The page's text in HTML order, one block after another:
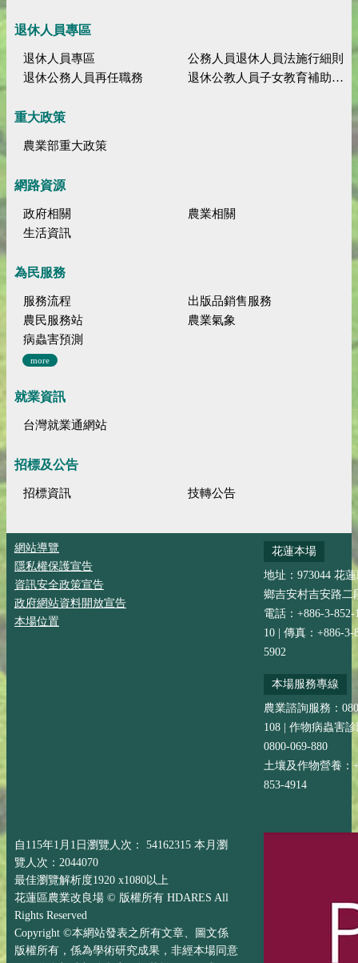
退休人員專區
退休人員專區
公務人員退休人員法施行細則
退休公務人員再任職務
退休公教人員子女教育補助規定
重大政策
農業部重大政策
網路資源
政府相關
農業相關
生活資訊
為民服務
服務流程
出版品銷售服務
農民服務站
農業氣象
病蟲害預測
more
就業資訊
台灣就業通網站
招標及公告
招標資訊 技轉公告
網站導覽
隱私權保護宣告
資訊安全政策宣告
政府網站資料開放宣告
本場位置
花蓮本場
地址：973044 花
鄉吉安村吉安路二
電話：+886-3-852-
10 | 傳真：+886-3-
5902
本場服務專線
農業諮詢服務：
108 | 作物病蟲害
0800-069-880
土壤及作物營養：
853-4914
自115年1月1日瀏覽人次： 54162315 本月瀏
覽人次：2044070
最佳瀏覽解析度1920 x1080以上
花蓮區農業改良場 © 版權所有 HDARES All
Rights Reserved
Copyright ©本網站發表之所有文章、圖文係
版權所有，係為學術研究成果，非經本場同意